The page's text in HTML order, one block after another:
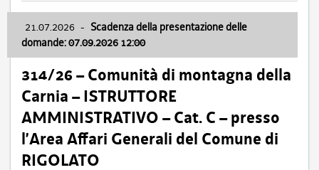
21.07.2026 - Scadenza della presentazione delle
domande: 07.09.2026 12:00
314/26 – Comunità di montagna della
Carnia – ISTRUTTORE
AMMINISTRATIVO – Cat. C – presso
l’Area Affari Generali del Comune di
RIGOLATO